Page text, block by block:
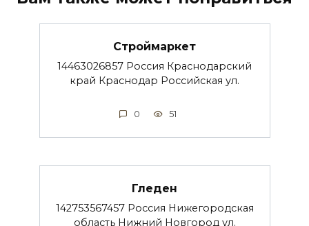
Строймаркет
14463026857 Россия Краснодарский
край Краснодар Российская ул.
0 51
Гледен
142753567457 Россия Нижегородская
область Нижний Новгород ул.